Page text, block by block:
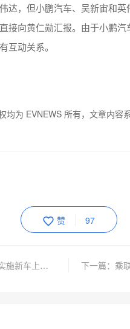
达，但小鹏汽车、吴新宙和
接向黄仁勋汇报。由于小鹏
互动关系。
均为 EVNEWS 所有，文章内容
赞 97
上一篇：公安部：进一步促进汽车消费，实施新车上牌前免验制度